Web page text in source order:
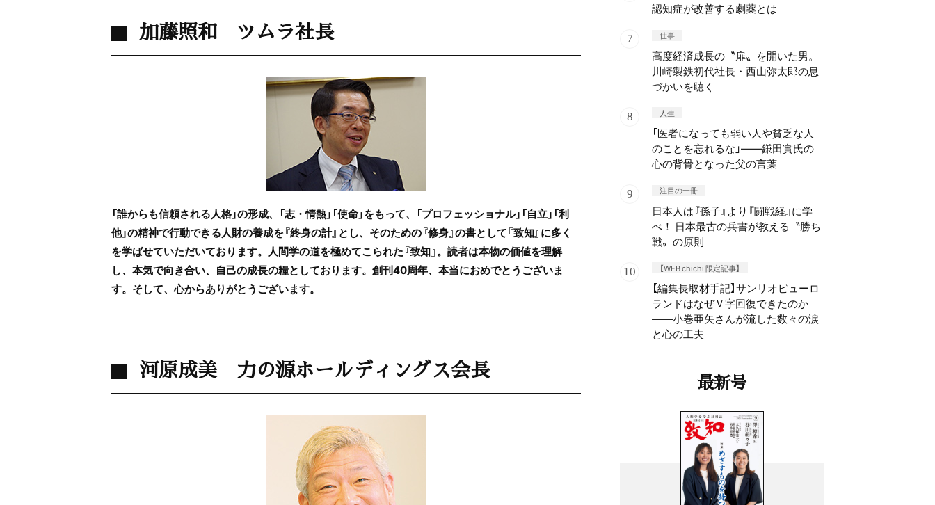
加藤照和 ツムラ社長
「誰からも信頼される人格」の形成、「志・情熱」「使命」をもって、「プロフェッショナル」「自立」「利
他」の精神で行動できる人財の養成を『終身の計』とし、そのための『修身』の書として『致知』に多く
を学ばせていただいております。人間学の道を極めてこられた『致知』。読者は本物の価値を理解
し、本気で向き合い、自己の成長の糧としております。創刊40周年、本当におめでとうございま
す。そして、心からありがとうございます。
河原成美 力の源ホールディングス会長
認知症が改善する劇薬とは
仕事
高度経済成長の〝扉〟を開いた男。
川崎製鉄初代社長・西山弥太郎の息
づかいを聴く
人生
「医者になっても弱い人や貧乏な人
のことを忘れるな」——鎌田實氏の
心の背骨となった父の言葉
注目の一冊
日本人は『孫子』より『闘戦経』に学
べ！ 日本最古の兵書が教える〝勝ち
戦〟の原則
【WEB chichi 限定記事】
【編集長取材手記】サンリオピューロ
ランドはなぜＶ字回復できたのか
——小巻亜矢さんが流した数々の涙
と心の工夫
最新号